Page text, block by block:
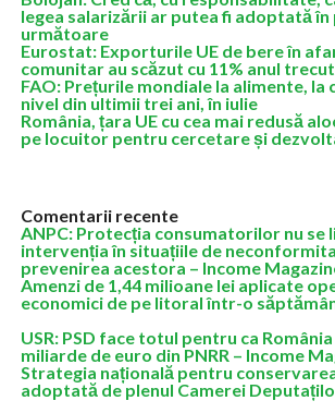
legea salarizării ar putea fi adoptată în
următoare
Eurostat: Exporturile UE de bere în
comunitar au scăzut cu 11% anul trecut
FAO: Prețurile mondiale la alimente, la
nivel din ultimii trei ani, în iulie
România, țara UE cu cea mai redusă
pe locuitor pentru cercetare și
Comentarii recente
ANPC: Protecția consumatorilor nu se
intervenția în situațiile de
prevenirea acestora – Income
Amenzi de 1,44 milioane lei aplicate
economici de pe litoral într-o
USR: PSD face totul pentru ca
miliarde de euro din PNRR – Income
Strategia națională pentru
adoptată de plenul Camerei